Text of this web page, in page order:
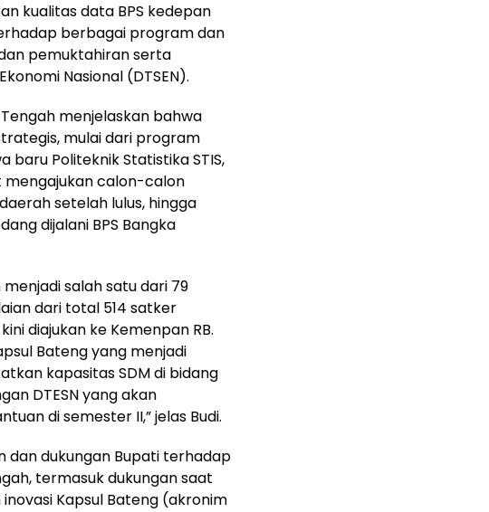
kualitas data BPS kedepan
berbagai program dan
pemuktahiran serta
Nasional (DTSEN).
menjelaskan bahwa
mulai dari program
Politeknik Statistika STIS,
calon-calon
setelah lulus, hingga
dijalani BPS Bangka
menjadi salah satu dari 79
dari total 514 satker
diajukan ke Kemenpan RB.
Bateng yang menjadi
kapasitas SDM di bidang
DTESN yang akan
di semester II,” jelas Budi.
dan dukungan Bupati terhadap
termasuk dukungan saat
Kapsul Bateng (akronim